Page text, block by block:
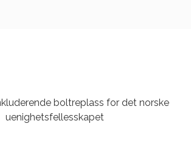
boltreplass for det norske
uenighetsfellesskapet